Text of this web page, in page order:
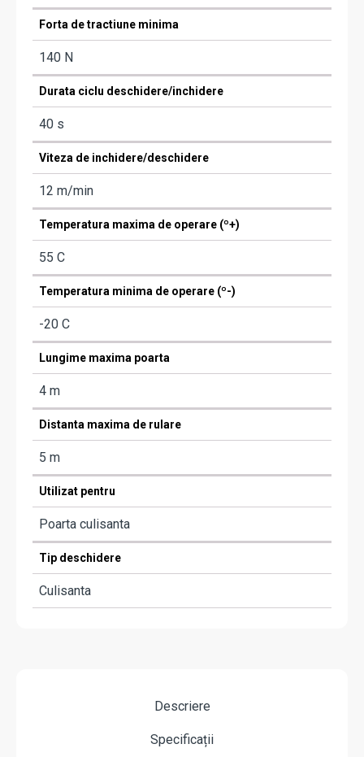
Forta de tractiune minima
140 N
Durata ciclu deschidere/inchidere
40 s
Viteza de inchidere/deschidere
12 m/min
Temperatura maxima de operare (º+)
55 C
Temperatura minima de operare (º-)
-20 C
Lungime maxima poarta
4 m
Distanta maxima de rulare
5 m
Utilizat pentru
Poarta culisanta
Tip deschidere
Culisanta
Descriere
Specificații